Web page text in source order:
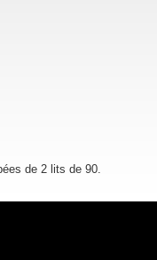
de 2 lits de 90.